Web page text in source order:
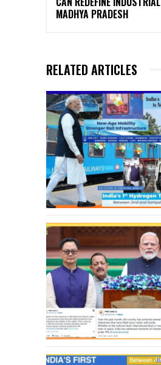
MADHYA PRADESH
RELATED ARTICLES